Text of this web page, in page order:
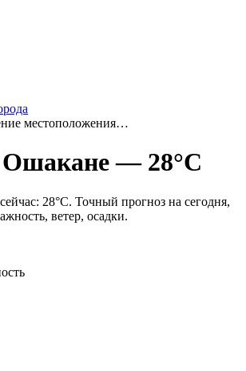
местоположения…
Ошакане — 28°C
28°C. Точный прогноз на сегодня,
ветер, осадки.